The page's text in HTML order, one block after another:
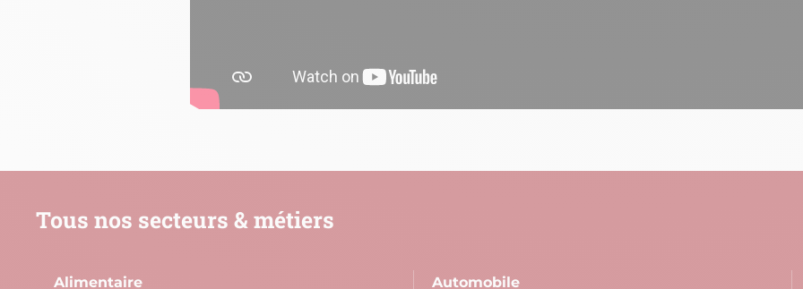
Tous nos secteurs & métiers
Alimentaire Automobile